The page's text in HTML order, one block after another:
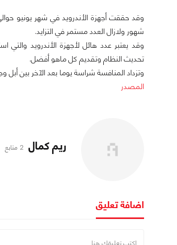
شهور ولازال العدد مستمر في التزايد.
وقد يعتبر عدد هائل لأجهزة الأندرويد
تحديث النظام وتقديم كل ماهو أفضل.
وتزداد المنافسة شراسة يوما بعد الآخر بين
المصدر
ريم كمال 2 متابع
اضافة تعليق